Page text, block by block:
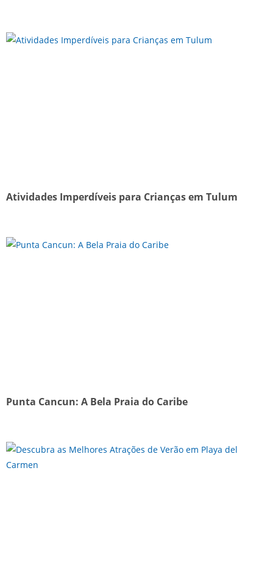
Atividades Imperdíveis para Crianças em Tulum
Punta Cancun: A Bela Praia do Caribe